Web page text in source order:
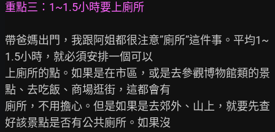
重點三：1~1.5小時要上廁所
帶爸媽出門，我跟阿姐都很注意”廁所”這件事。平均1~
1.5小時，就必須安排一個可以
上廁所的點。如果是在市區，或是去參觀博物館類的景
點、去吃飯、商場逛街，這都會有
廁所，不用擔心。但是如果是去郊外、山上，就要先查
好該景點是否有公共廁所。如果沒